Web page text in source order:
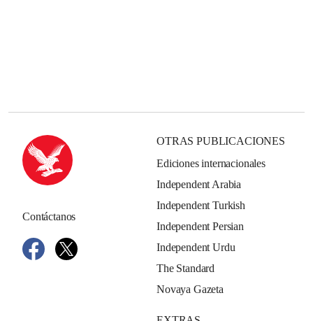
Contáctanos
OTRAS PUBLICACIONES
Ediciones internacionales
Independent Arabia
Independent Turkish
Independent Persian
Independent Urdu
The Standard
Novaya Gazeta